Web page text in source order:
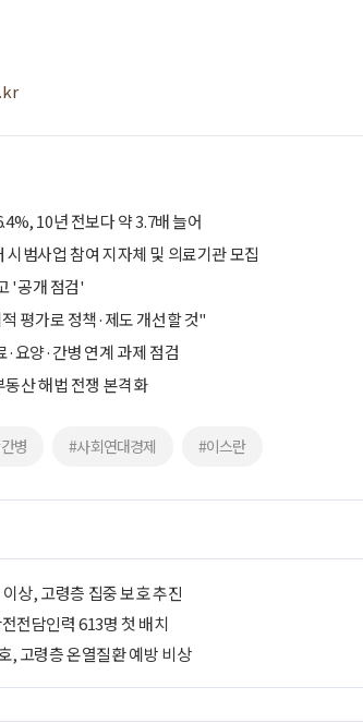
10년 전보다 약 3.7배 늘어
범사업 참여 지자체 및 의료기관 모집
'공개 점검'
평가로 정책·제도 개선할 것"
요양·간병 연계 과제 점검
산 해법 전쟁 본격화
병 #사회연대경제 #이스란
상, 고령층 집중 보호 추진
전담인력 613명 첫 배치
, 고령층 온열질환 예방 비상